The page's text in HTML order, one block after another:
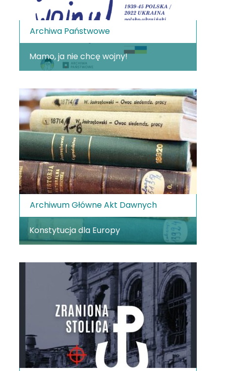
Archiwa Państwowe
Mamo, ja nie chcę wojny!
Archiwum Główne Akt Dawnych
Konstytucja dla Europy